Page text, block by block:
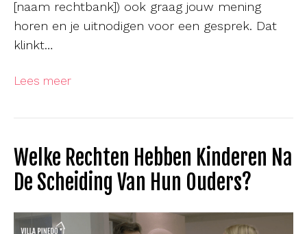
[naam rechtbank]) ook graag jouw mening
horen en je uitnodigen voor een gesprek. Dat
klinkt…
Lees meer
Welke Rechten Hebben Kinderen Na
De Scheiding Van Hun Ouders?